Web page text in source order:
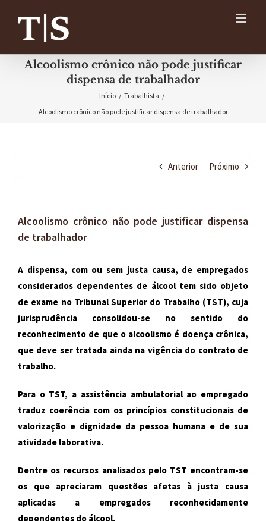
conteúdo
Alcoolismo crônico não pode justificar
dispensa de trabalhador
Início / Trabalhista /
Alcoolismo crônico não pode justificar dispensa de trabalhador
Anterior Próximo
Alcoolismo crônico não pode justificar dispensa
de trabalhador
A dispensa, com ou sem justa causa, de empregados
considerados dependentes de álcool tem sido objeto
de exame no Tribunal Superior do Trabalho (TST), cuja
jurisprudência consolidou-se no sentido do
reconhecimento de que o alcoolismo é doença crônica,
que deve ser tratada ainda na vigência do contrato de
trabalho.
Para o TST, a assistência ambulatorial ao empregado
traduz coerência com os princípios constitucionais de
valorização e dignidade da pessoa humana e de sua
atividade laborativa.
Dentre os recursos analisados pelo TST encontram-se
os que apreciaram questões afetas à justa causa
aplicadas a empregados reconhecidamente
dependentes do álcool.